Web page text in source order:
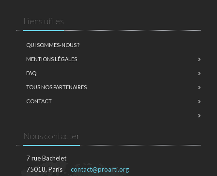
Liens utiles
QUI SOMMES-NOUS ?
MENTIONS LÉGALES
FAQ
TOUS NOS PARTENAIRES
CONTACT
Nous contacter
7 rue Bachelet
75018, Paris
contact@proarti.org